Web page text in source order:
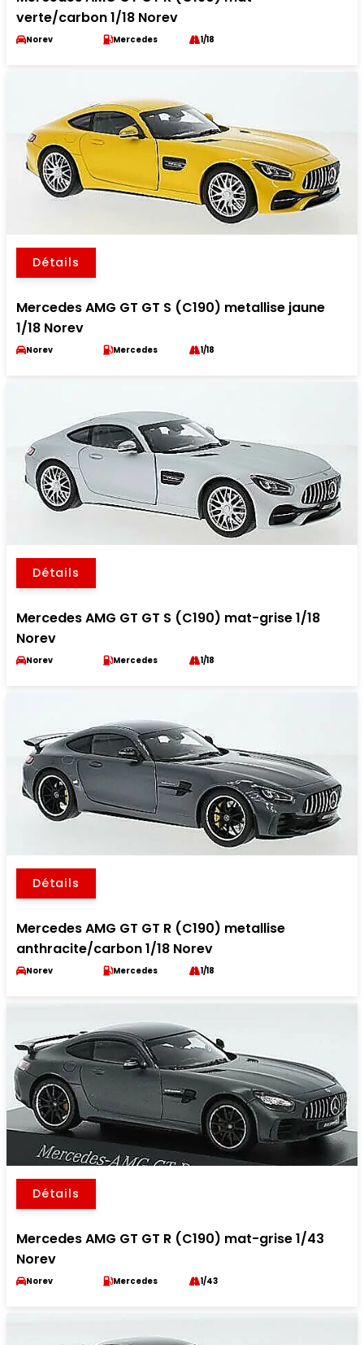
verte/carbon 1/18 Norev
Norev Mercedes 1/18
Détails
Mercedes AMG GT GT S (C190) metallise jaune
1/18 Norev
Norev Mercedes 1/18
Détails
Mercedes AMG GT GT S (C190) mat-grise 1/18
Norev
Norev Mercedes 1/18
Détails
Mercedes AMG GT GT R (C190) metallise
anthracite/carbon 1/18 Norev
Norev Mercedes 1/18
Détails
Mercedes AMG GT GT R (C190) mat-grise 1/43
Norev
Norev Mercedes 1/43